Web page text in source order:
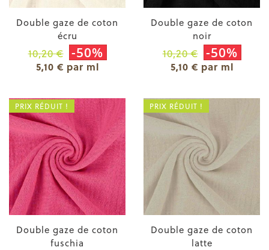
Double gaze de coton
écru
10,20 € -50%
5,10 € par ml
Double gaze de coton
noir
10,20 € -50%
5,10 € par ml
Double gaze de coton
fuschia
PRIX RÉDUIT !
Double gaze de coton
latte
PRIX RÉDUIT !